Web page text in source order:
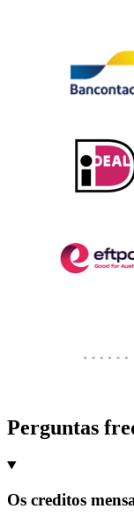
Perguntas
Os creditos